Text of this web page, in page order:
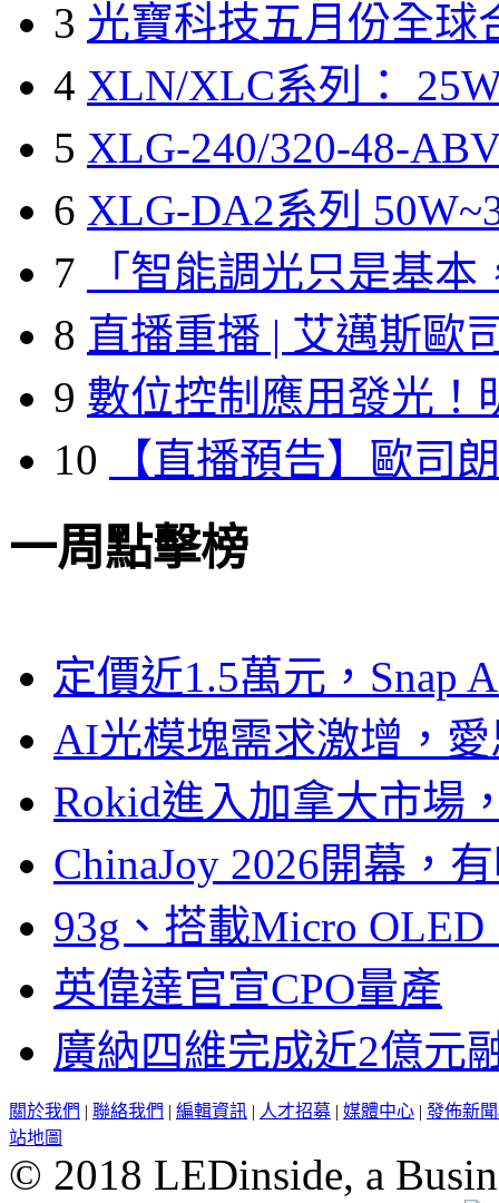
3 光寶科技五月份全球
4 XLN/XLC系列：
5 XLG-240/320-48-
6 XLG-DA2系列
7
「智能調光只是基本
8 直播重播 | 艾邁斯歐
9 數位控制應用發光！
10
【直播預告】歐司
一周點擊榜
定價近1.5萬元，Snap
AI光模塊需求激增，
Rokid進入加拿大市場
ChinaJoy 2026開幕，
93g、搭載Micro
英偉達官宣CPO量產
廣納四維完成近2億元
關於我們 | 聯絡我們 | 編輯資訊 | 人才招募 | 媒體中心 | 發佈新
站地圖
© 2018 LEDinside, a